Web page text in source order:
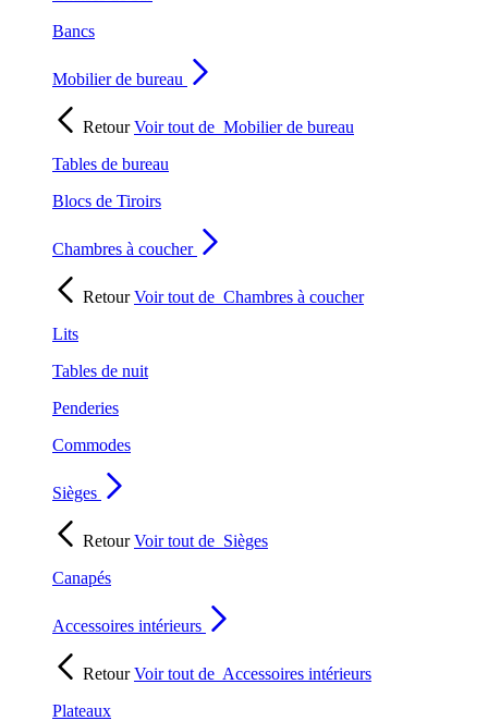
Bancs
Mobilier de bureau
RetourVoir tout de Mobilier de bureau
Tables de bureau
Blocs de Tiroirs
Chambres à coucher
RetourVoir tout de Chambres à coucher
Lits
Tables de nuit
Penderies
Commodes
Sièges
RetourVoir tout de Sièges
Canapés
Accessoires intérieurs
RetourVoir tout de Accessoires intérieurs
Plateaux